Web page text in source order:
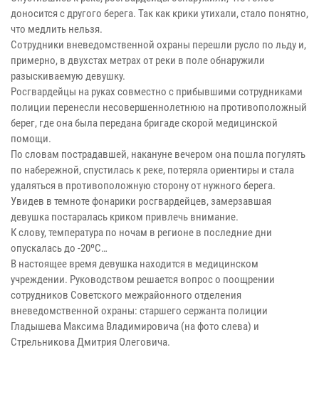
доносится с другого берега. Так как крики утихали, стало понятно,
что медлить нельзя.
Сотрудники вневедомственной охраны перешли русло по льду и,
примерно, в двухстах метрах от реки в поле обнаружили
разыскиваемую девушку.
Росгвардейцы на руках совместно с прибывшими сотрудниками
полиции перенесли несовершеннолетнюю на противоположный
берег, где она была передана бригаде скорой медицинской
помощи.
По словам пострадавшей, накануне вечером она пошла погулять
по набережной, спустилась к реке, потеряла ориентиры и стала
удаляться в противоположную сторону от нужного берега.
Увидев в темноте фонарики росгвардейцев, замерзавшая
девушка постаралась криком привлечь внимание.
К слову, температура по ночам в регионе в последние дни
опускалась до -20ºС…
В настоящее время девушка находится в медицинском
учреждении. Руководством решается вопрос о поощрении
сотрудников Советского межрайонного отделения
вневедомственной охраны: старшего сержанта полиции
Гладышева Максима Владимировича (на фото слева) и
Стрельникова Дмитрия Олеговича.